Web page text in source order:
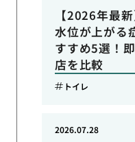
【2026年最
水位が上がる
すすめ5選！
店を比較
トイレ
2026.07.28